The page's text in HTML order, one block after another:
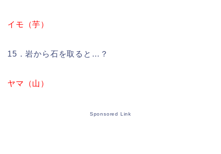
イモ（芋）
15．岩から石を取ると…？
ヤマ（山）
Sponsored Link